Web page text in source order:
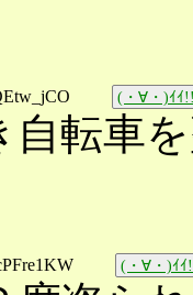
(・∀・)ｲｲ
自転車
(・∀・)ｲｲ